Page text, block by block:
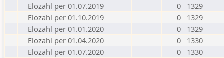
Elozahl per 01.07.2019
0
1329
Elozahl per 01.10.2019
0
1329
Elozahl per 01.01.2020
0
1329
Elozahl per 01.04.2020
0
1330
Elozahl per 01.07.2020
0
1330